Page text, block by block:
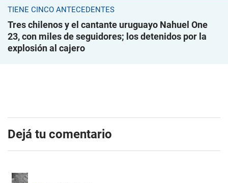
TIENE CINCO ANTECEDENTES
Tres chilenos y el cantante uruguayo Nahuel One
23, con miles de seguidores; los detenidos por la
explosión al cajero
Dejá tu comentario